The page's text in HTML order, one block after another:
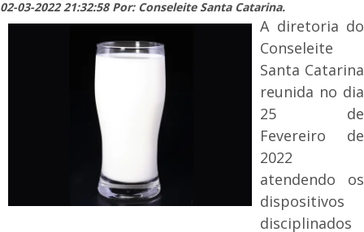
02-03-2022 21:32:58 Por: Conseleite Santa Catarina.
A diretoria do
Conseleite
Santa Catarina
reunida no dia
25 de
Fevereiro de
2022
atendendo os
dispositivos
disciplinados